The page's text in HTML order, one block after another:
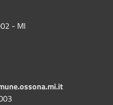
- MI